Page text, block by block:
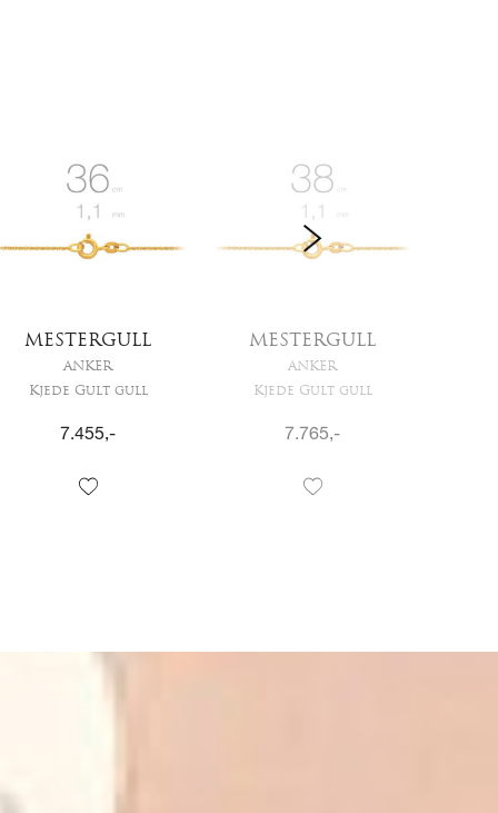
MESTERGULL
ANKER
Kjede Gult gull
7.455,-
MESTERGULL
ANKER
Kjede Gult gull
7.765,-